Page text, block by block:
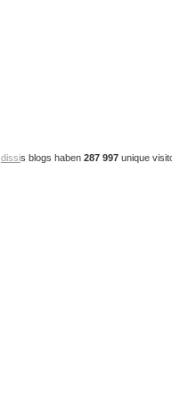
dissis blogs haben 287 997 unique